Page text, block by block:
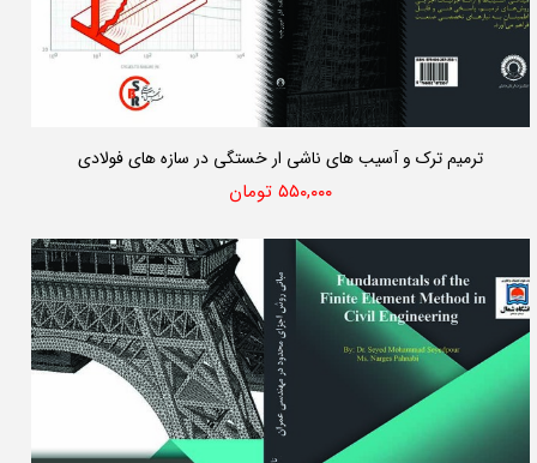
ترمیم ترک و آسیب های ناشی ار خستگی در سازه های فولادی
۵۵۰,۰۰۰ تومان